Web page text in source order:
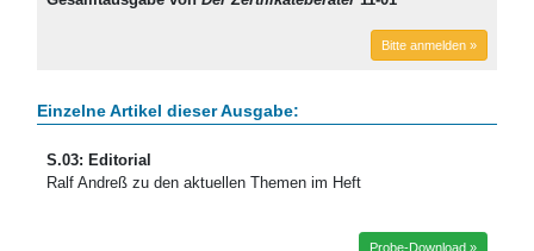
Bitte anmelden »
Einzelne Artikel dieser Ausgabe:
S.03: Editorial
Ralf Andreß zu den aktuellen Themen im Heft
Probe-Download »